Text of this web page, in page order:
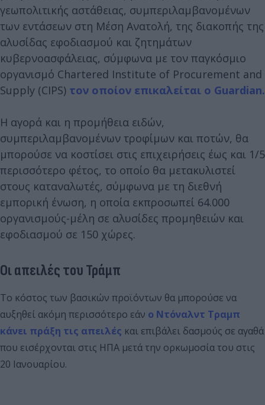
γεωπολιτικής αστάθειας, συμπεριλαμβανομένων
των εντάσεων στη Μέση Ανατολή, της διακοπής της
αλυσίδας εφοδιασμού και ζητημάτων
κυβερνοασφάλειας, σύμφωνα με τον παγκόσμιο
οργανισμό Chartered Institute of Procurement and
Supply (CIPS) τον οποίον επικαλείται ο Guardian.
Η αγορά και η προμήθεια ειδών,
συμπεριλαμβανομένων τροφίμων και ποτών, θα
μπορούσε να κοστίσει στις επιχειρήσεις έως και 1/5
περισσότερο φέτος, το οποίο θα μετακυλιστεί
στους καταναλωτές, σύμφωνα με τη διεθνή
εμπορική ένωση, η οποία εκπροσωπεί 64.000
οργανισμούς-μέλη σε αλυσίδες προμηθειών και
εφοδιασμού σε 150 χώρες.
Οι απειλές του Τράμπ
Το κόστος των βασικών προϊόντων θα μπορούσε να
αυξηθεί ακόμη περισσότερο εάν ο Ντόναλντ Τραμπ
κάνει πράξη τις απειλές και επιβάλει δασμούς σε αγαθά
που εισέρχονται στις ΗΠΑ μετά την ορκωμοσία του στις
20 Ιανουαρίου.